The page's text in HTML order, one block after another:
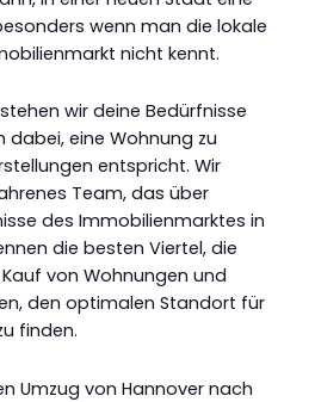
wenn man die lokale
nicht kennt.
wir deine Bedürfnisse
eine Wohnung zu
entspricht. Wir
Team, das über
des Immobilienmarktes in
die besten Viertel, die
von Wohnungen und
den optimalen Standort für
finden.
Umzug von Hannover nach